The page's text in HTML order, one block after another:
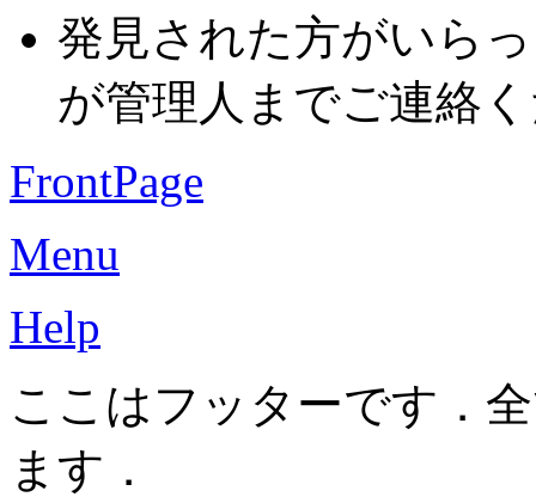
発見された方がいら
が管理人までご連絡
FrontPage
Menu
Help
ここはフッターです．
ます．